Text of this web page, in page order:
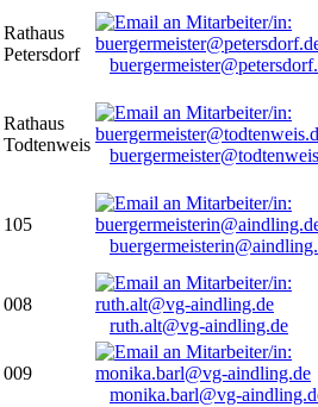
Rathaus
Petersdorf
Rathaus
Todtenweis
105
008
ruth.alt@vg-aindling.de
009
monika.barl@vg-